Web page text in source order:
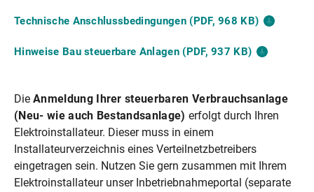
Technische Anschlussbedingungen (PDF, 968 KB)
Hinweise Bau steuerbare Anlagen (PDF, 937 KB)
Die Anmeldung Ihrer steuerbaren Verbrauchsanlage
(Neu- wie auch Bestandsanlage) erfolgt durch Ihren
Elektroinstallateur. Dieser muss in einem
Installateurverzeichnis eines Verteilnetzbetreibers
eingetragen sein. Nutzen Sie gern zusammen mit Ihrem
Elektroinstallateur unser Inbetriebnahmeportal (separate